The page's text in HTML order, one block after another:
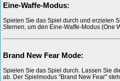
Eine-Waffe-Modus:
Spielen Sie das Spiel durch und erzielen
Sternen, um den Eine-Waffe-Modus (One
Brand New Fear Mode:
Spielen Sie das Spiel durch. Lassen Sie
ab. Der Spielmodus "Brand New Fear"